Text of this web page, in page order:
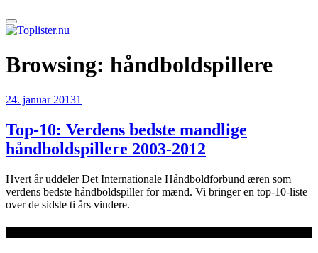
Browsing: håndboldspillere
24. januar 20131
Top-10: Verdens bedste mandlige
håndboldspillere 2003-2012
Hvert år uddeler Det Internationale Håndboldforbund æren som
verdens bedste håndboldspiller for mænd. Vi bringer en top-10-liste
over de sidste ti års vindere.